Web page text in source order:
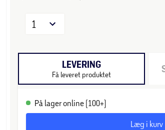
1
LEVERING
Få leveret produktet
På lager online (100+)
Læg i kurv